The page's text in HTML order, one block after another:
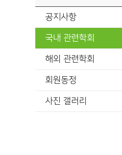
공지사항
국내 관련학회
해외 관련학회
회원동정
사진 갤러리